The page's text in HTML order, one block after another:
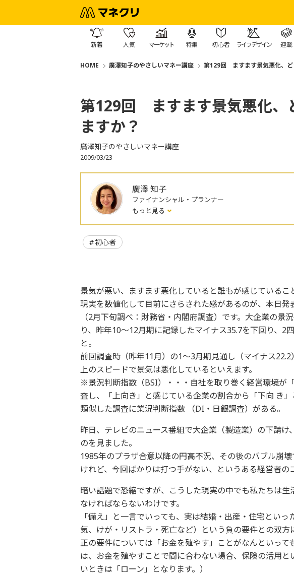
新着 人気 マーケット 特集 初心者 ライフデザイン 連載
HOME 廣澤知子のやさしいマネー講座 第129回 ますます景気悪化、ど
第129回 ますます景気悪化、
ますか？
廣澤知子のやさしいマネー講座
2009/03/23
廣澤 知子
ファイナンシャル・プランナー
もっと見る
初心者
景気が悪い、ますます悪化していると誰もが感じているこ
現実を数値化して目前にさらされた感があるのが、本日
（2月下旬調べ：財務省・内閣府調査）です。大企業の景
り、昨年10～12月期に記録したマイナス35.7を下回り、2
と。
前回調査時（昨年11月）の1～3月期見通し（マイナス
上のスピードで景気は悪化しているといえます。
※景況判断指数（BSI）・・・自社を取り巻く経営環境が
査し、「上向き」と感じている企業の割合から「下向 き
類似した調査に業況判断指数 （DI・日銀調査）がある。
昨日、テレビのニュース番組で大企業（製造業）の下請
のを見ました。
1985年のプラザ合意以降の円高不況、その後のバブル崩
けれど、今回ばかりは打つ手がない、というある経営者の
暗い話題で恐縮ですが、こうした現実の中でも私たちは
なければならないわけです。
「備え」と一言でいっても、実は結婚・出産・住宅とい
気、けが・リストラ・死亡など）という負の要件との双方
正の要件については「お金を殖やす」ことがなんといっ
は、お金を殖やすことで間に合わない場合、保険の活用
いときは「ローン」となります。）